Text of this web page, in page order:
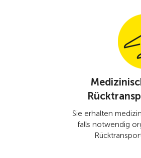
Sie erhalten
falls notwendig